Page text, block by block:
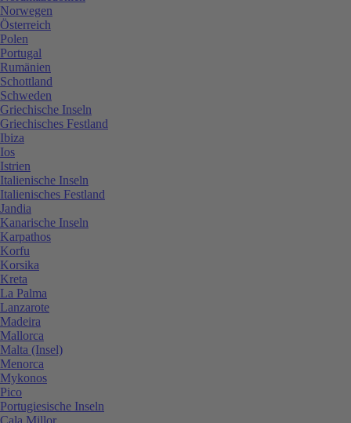
Norwegen
Österreich
Polen
Portugal
Rumänien
Schottland
Schweden
Griechische Inseln
Griechisches Festland
Ibiza
Ios
Istrien
Italienische Inseln
Italienisches Festland
Jandia
Kanarische Inseln
Karpathos
Korfu
Korsika
Kreta
La Palma
Lanzarote
Madeira
Mallorca
Malta (Insel)
Menorca
Mykonos
Pico
Portugiesische Inseln
Cala Millor